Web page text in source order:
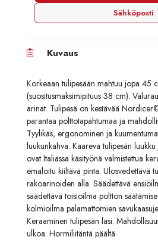
Sähköposti
Kuvaus
Korkeaan tulipesään mahtuu jopa 45
(suositusmaksimipituus 38 cm).
arinat. Tulipesä on kestävää
parantaa polttotapahtumaa ja
Tyylikäs, ergonominen ja
luukunkahva. Kaareva tulipesän
ovat Italiassa käsityönä valmistettua
emaloitu kiiltävä pinta. Ulosvedettävä
rakoarinoiden alla. Säädettävä
säädettävä toisioilma poltton
kolmioilma palamattomien
Keraaminen tulipesän lasi.
ulkoa. Hormiliitäntä päältä